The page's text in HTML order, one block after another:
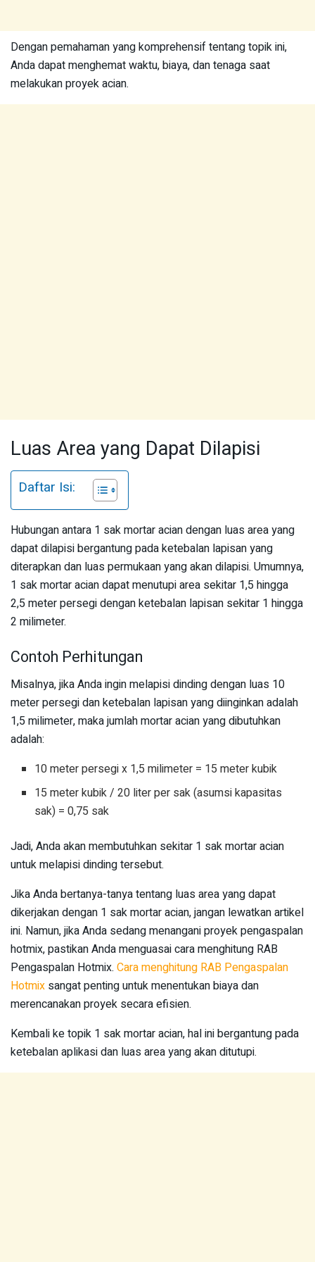
Dengan pemahaman yang komprehensif tentang topik ini,
Anda dapat menghemat waktu, biaya, dan tenaga saat
melakukan proyek acian.
Luas Area yang Dapat Dilapisi
Daftar Isi:
Hubungan antara 1 sak mortar acian dengan luas area yang
dapat dilapisi bergantung pada ketebalan lapisan yang
diterapkan dan luas permukaan yang akan dilapisi. Umumnya,
1 sak mortar acian dapat menutupi area sekitar 1,5 hingga
2,5 meter persegi dengan ketebalan lapisan sekitar 1 hingga
2 milimeter.
Contoh Perhitungan
Misalnya, jika Anda ingin melapisi dinding dengan luas 10
meter persegi dan ketebalan lapisan yang diinginkan adalah
1,5 milimeter, maka jumlah mortar acian yang dibutuhkan
adalah:
10 meter persegi x 1,5 milimeter = 15 meter kubik
15 meter kubik / 20 liter per sak (asumsi kapasitas
sak) = 0,75 sak
Jadi, Anda akan membutuhkan sekitar 1 sak mortar acian
untuk melapisi dinding tersebut.
Jika Anda bertanya-tanya tentang luas area yang dapat
dikerjakan dengan 1 sak mortar acian, jangan lewatkan artikel
ini. Namun, jika Anda sedang menangani proyek pengaspalan
hotmix, pastikan Anda menguasai cara menghitung RAB
Pengaspalan Hotmix. Cara menghitung RAB Pengaspalan
Hotmix sangat penting untuk menentukan biaya dan
merencanakan proyek secara efisien.
Kembali ke topik 1 sak mortar acian, hal ini bergantung pada
ketebalan aplikasi dan luas area yang akan ditutupi.